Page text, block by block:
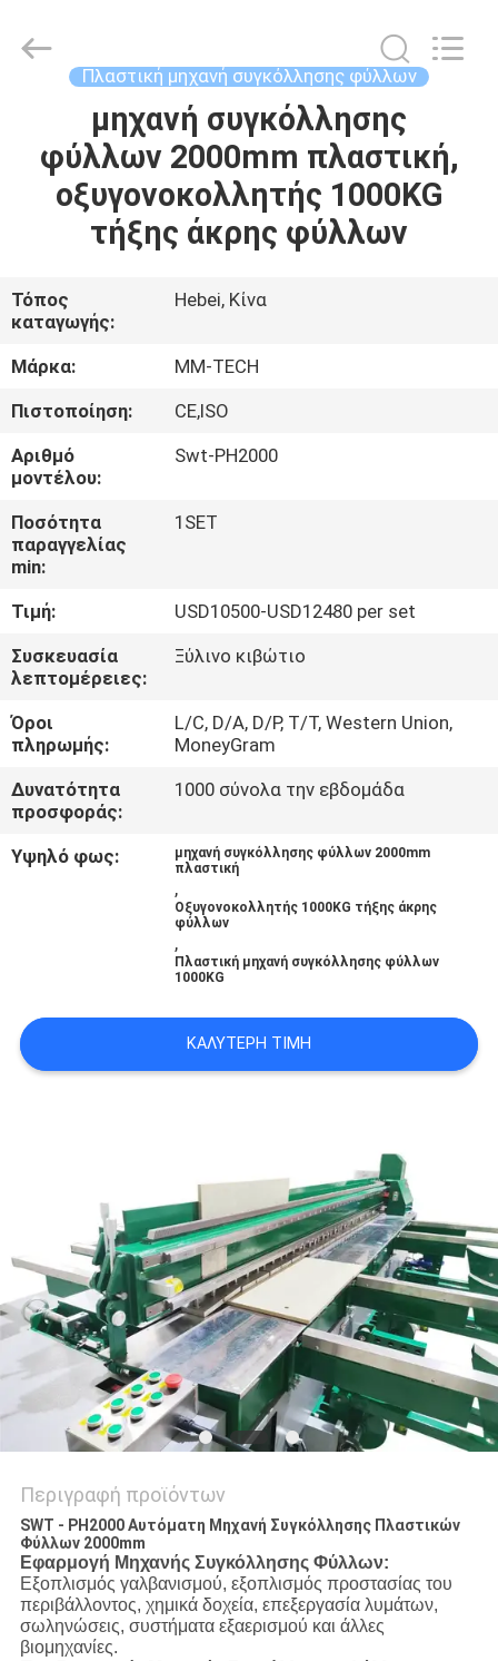
ΠΡΟΪΌΝΤΑ
ΣΧΕΤΙΚΆ
ΜΕ
ΕΜΆΣ
ΕΠΙΣΚΈΨΕΙΣ
ΣΤΟ
ΕΡΓΟΣΤΆΣΙΟ
ΈΛΕΓΧΟΣ
ΠΟΙΌΤΗΤΑΣ
ΕΠΙΚΟΙΝΩΝΉΣΤΕ
ΜΑΖΊ
ΜΑΣ
ΜΠΛΟΓΚ
PRIVACY
Mingmai
Technology
Πλαστική μηχανή συγκόλλησης φύλλων
μηχανή συγκόλλησης
φύλλων 2000mm πλαστική,
οξυγονοκολλητής 1000KG
τήξης άκρης φύλλων
Τόπος
καταγωγής:
Hebei, Κίνα
Μάρκα:
MM-TECH
Πιστοποίηση:
CE,ISO
Αριθμό
μοντέλου:
Swt-PH2000
Ποσότητα
παραγγελίας
min:
1SET
Τιμή:
USD10500-USD12480 per set
Συσκευασία
λεπτομέρειες:
Ξύλινο κιβώτιο
Όροι
πληρωμής:
L/C, D/A, D/P, T/T, Western Union,
MoneyGram
Δυνατότητα
προσφοράς:
1000 σύνολα την εβδομάδα
Υψηλό φως:
μηχανή συγκόλλησης φύλλων 2000mm
πλαστική
,
Οξυγονοκολλητής 1000KG τήξης άκρης
φύλλων
,
Πλαστική μηχανή συγκόλλησης φύλλων
1000KG
ΚΑΛΎΤΕΡΗ ΤΙΜΉ
Περιγραφή προϊόντων
SWT - PH2000 Αυτόματη Μηχανή Συγκόλλησης Πλαστικών
Φύλλων 2000mm
Εφαρμογή Μηχανής Συγκόλλησης Φύλλων:
Εξοπλισμός γαλβανισμού, εξοπλισμός προστασίας του
περιβάλλοντος, χημικά δοχεία, επεξεργασία λυμάτων,
σωληνώσεις, συστήματα εξαερισμού και άλλες
βιομηχανίες.